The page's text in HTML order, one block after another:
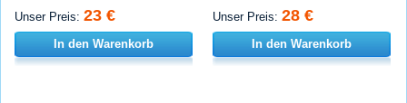
Unser Preis: 23 €
In den Warenkorb
Unser Preis: 28 €
In den Warenkorb